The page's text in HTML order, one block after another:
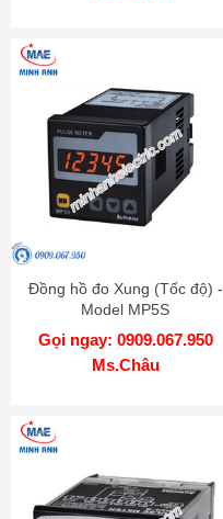
Đồng hồ đo Xung (Tốc độ) -
Model MP5S
Gọi ngay: 0909.067.950
Ms.Châu